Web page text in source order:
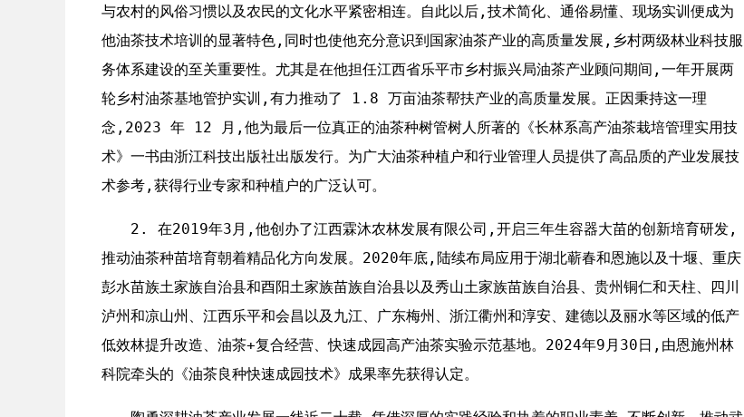
与农村的风俗习惯以及农民的文化水平紧密相连。自此以后,技术简化、通俗易懂、现场实训便成为
他油茶技术培训的显著特色,同时也使他充分意识到国家油茶产业的高质量发展,乡村两级林业科技服
务体系建设的至关重要性。尤其是在他担任江西省乐平市乡村振兴局油茶产业顾问期间,一年开展两
轮乡村油茶基地管护实训,有力推动了 1.8 万亩油茶帮扶产业的高质量发展。正因秉持这一理
念,2023 年 12 月,他为最后一位真正的油茶种树管树人所著的《长林系高产油茶栽培管理实用技
术》一书由浙江科技出版社出版发行。为广大油茶种植户和行业管理人员提供了高品质的产业发展技
术参考,获得行业专家和种植户的广泛认可。
2. 在2019年3月,他创办了江西霖沐农林发展有限公司,开启三年生容器大苗的创新培育研发,
推动油茶种苗培育朝着精品化方向发展。2020年底,陆续布局应用于湖北蕲春和恩施以及十堰、重庆
彭水苗族土家族自治县和酉阳土家族苗族自治县以及秀山土家族苗族自治县、贵州铜仁和天柱、四川
泸州和凉山州、江西乐平和会昌以及九江、广东梅州、浙江衢州和淳安、建德以及丽水等区域的低产
低效林提升改造、油茶+复合经营、快速成园高产油茶实验示范基地。2024年9月30日,由恩施州林
科院牵头的《油茶良种快速成园技术》成果率先获得认定。